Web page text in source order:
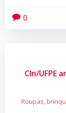
0
CIn/UFPE
Roupas,